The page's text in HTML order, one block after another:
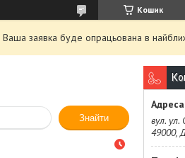
Кошик
Ваша заявка буде опрацьована в
Знайти
вул.
49000,